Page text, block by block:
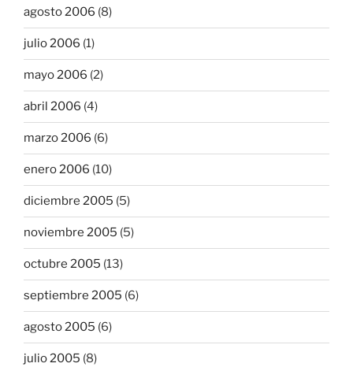
agosto 2006 (8)
julio 2006 (1)
mayo 2006 (2)
abril 2006 (4)
marzo 2006 (6)
enero 2006 (10)
diciembre 2005 (5)
noviembre 2005 (5)
octubre 2005 (13)
septiembre 2005 (6)
agosto 2005 (6)
julio 2005 (8)